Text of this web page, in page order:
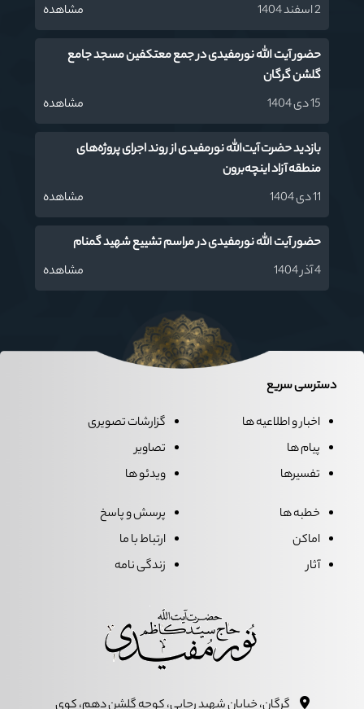
2 اسفند 1404
مشاهده
حضور آیت الله نورمفیدی در جمع معتکفین مسجد جامع
گلشن گرگان
15 دی 1404
مشاهده
بازدید حضرت آیت‌الله نورمفیدی از روند اجرای پروژه‌های
منطقه آزاد اینچه‌برون
11 دی 1404
مشاهده
حضور آیت الله نورمفیدی در مراسم تشییع شهید گمنام
4 آذر 1404
مشاهده
دسترسی سریع
اخبار و اطلاعیه ها
پیام ها
تفسیرها
گزارشات تصویری
تصاویر
ویدئو ها
خطبه ها
اماکن
آثار
پرسش و پاسخ
ارتباط با ما
زندگی نامه